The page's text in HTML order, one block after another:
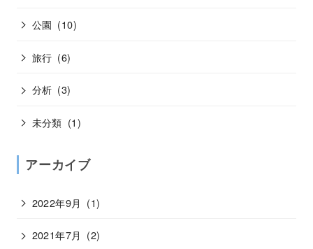
公園 (10)
旅行 (6)
分析 (3)
未分類 (1)
アーカイブ
2022年9月 (1)
2021年7月 (2)